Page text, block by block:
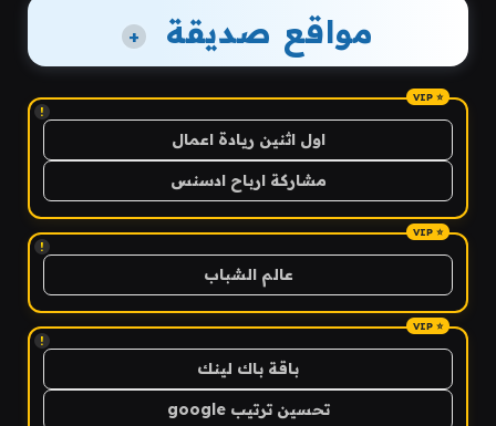
مواقع صديقة +
!
اول اثنين ريادة اعمال
مشاركة ارباح ادسنس
!
عالم الشباب
!
باقة باك لينك
تحسين ترتيب google